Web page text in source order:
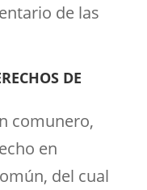
de las
DE
comunero,
en
del cual